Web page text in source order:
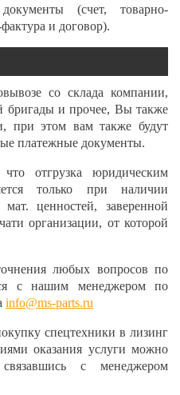
(счет, товарно-
и договор).
со склада компании,
бригады и прочее, Вы также
при этом вам также будут
платежные документы.
отгрузка юридическим
только при наличии
ценностей, заверенной
организации, от которой
любых вопросов по
с нашим менеджером по
info@ms-parts.ru
спецтехники в лизинг
оказания услуги можно
с менеджером